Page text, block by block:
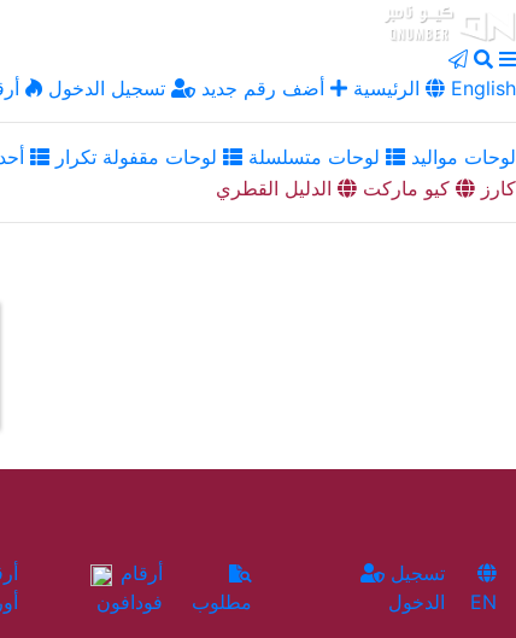
الرئيسية أضف رقم جديد تسجيل الدخول English
لوحات مواليد لوحات متسلسلة لوحات مقفولة تكرار
كارز
كيو ماركت الدليل القطري
فودافون
مطلوب
الدخول
EN